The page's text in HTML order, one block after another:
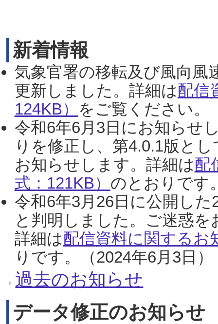
新着情報
気象官署の移転及び風向風
更新しました。詳細は配信
124KB） をご覧ください。
令和6年6月3日にお知らせ
りを修正し、第4.0.1版と
お知らせします。詳細は配
式：121KB） のとおりです
令和6年3月26日に公開し
と判明しました。ご迷惑
詳細は配信資料に関するお
りです。（2024年6月3日）
過去のお知らせ
データ修正のお知らせ